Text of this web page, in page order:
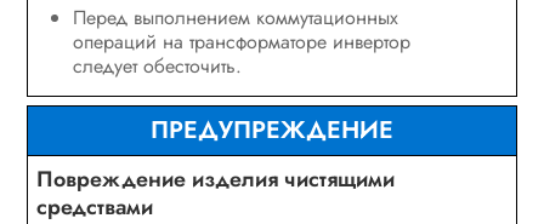
Перед выполнением коммутационных
операций на трансформаторе инвертор
следует обесточить.
ПРЕДУПРЕЖДЕНИЕ
Повреждение изделия чистящими
средствами